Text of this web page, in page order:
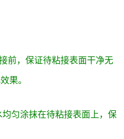
前， 保证待粘接表面干净无
果。
匀涂抹在待粘接表面上， 保